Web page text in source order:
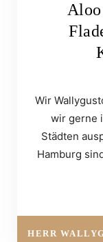
Aloo
Wir
wir gerne
Städten
Hamburg
HERR